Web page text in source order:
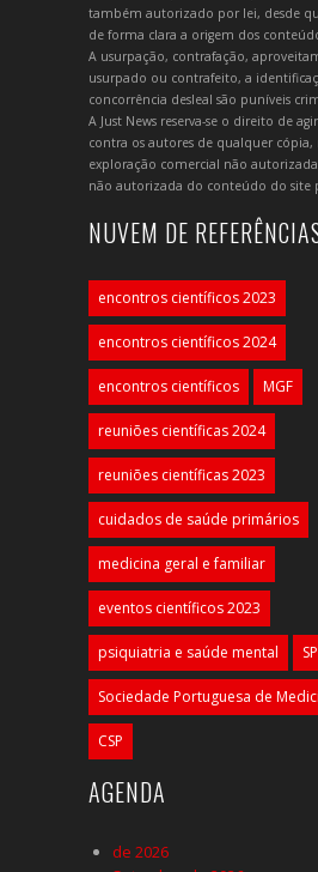
também autorizado por lei, desde
de forma clara a origem dos
A usurpação, contrafação,
usurpado ou contrafeito, a
concorrência desleal são puníveis
A Just News reserva-se o direito de
contra os autores de qualquer
exploração comercial não
não autorizada do conteúdo do site
NUVEM DE
encontros científicos 2023
encontros científicos 2024
encontros científicos MGF
reuniões científicas 2024
reuniões científicas 2023
cuidados de saúde primários
medicina geral e familiar
eventos científicos 2023
psiquiatria e saúde mental
Sociedade Portuguesa de
CSP
AGENDA
de 2026